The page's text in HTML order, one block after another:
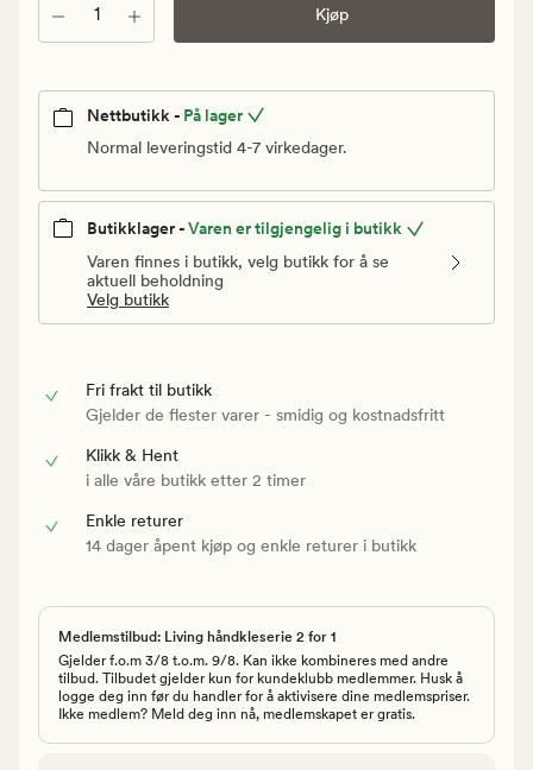
Antall Kjøp
Nettbutikk - På lager
Normal leveringstid 4-7 virkedager.
Butikklager -Varen er tilgjengelig i butikk
Varen finnes i butikk, velg butikk for å se
aktuell beholdning
Velg butikk
Fri frakt til butikk
Gjelder de flester varer - smidig og kostnadsfritt
Klikk & Hent
i alle våre butikk etter 2 timer
Enkle returer
14 dager åpent kjøp og enkle returer i butikk
Medlemstilbud: Living håndkleserie 2 for 1
Gjelder f.o.m 3/8 t.o.m. 9/8. Kan ikke kombineres med andre
tilbud. Tilbudet gjelder kun for kundeklubb medlemmer. Husk å
logge deg inn før du handler for å aktivisere dine medlemspriser.
Ikke medlem? Meld deg inn nå, medlemskapet er gratis.